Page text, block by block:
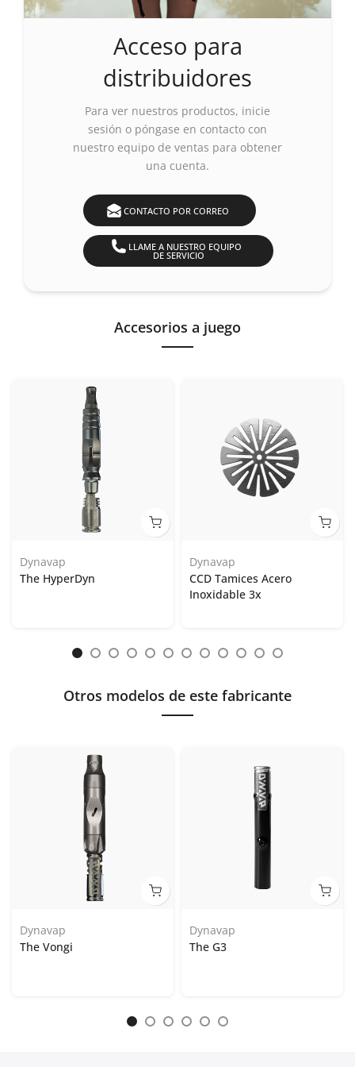
Acceso para
distribuidores
Para ver nuestros productos, inicie
sesión o póngase en contacto con
nuestro equipo de ventas para obtener
una cuenta.
CONTACTO POR CORREO
LLAME A NUESTRO EQUIPO
DE SERVICIO
Accesorios a juego
Dynavap
The HyperDyn
Dynavap
CCD Tamices Acero
Inoxidable 3x
Otros modelos de este fabricante
Dynavap
The Vongi
Dynavap
The G3